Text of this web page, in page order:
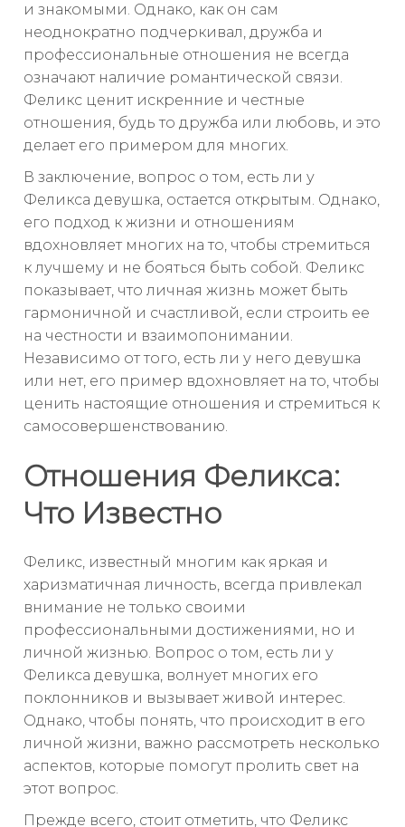
и знакомыми. Однако, как он сам
неоднократно подчеркивал, дружба и
профессиональные отношения не всегда
означают наличие романтической связи.
Феликс ценит искренние и честные
отношения, будь то дружба или любовь, и это
делает его примером для многих.
В заключение, вопрос о том, есть ли у
Феликса девушка, остается открытым. Однако,
его подход к жизни и отношениям
вдохновляет многих на то, чтобы стремиться
к лучшему и не бояться быть собой. Феликс
показывает, что личная жизнь может быть
гармоничной и счастливой, если строить ее
на честности и взаимопонимании.
Независимо от того, есть ли у него девушка
или нет, его пример вдохновляет на то, чтобы
ценить настоящие отношения и стремиться к
самосовершенствованию.
Отношения Феликса:
Что Известно
Феликс, известный многим как яркая и
харизматичная личность, всегда привлекал
внимание не только своими
профессиональными достижениями, но и
личной жизнью. Вопрос о том, есть ли у
Феликса девушка, волнует многих его
поклонников и вызывает живой интерес.
Однако, чтобы понять, что происходит в его
личной жизни, важно рассмотреть несколько
аспектов, которые помогут пролить свет на
этот вопрос.
Прежде всего, стоит отметить, что Феликс